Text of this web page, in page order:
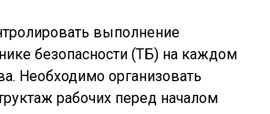
выполнение
безопасности (ТБ) на каждом
Необходимо организовать
рабочих перед началом